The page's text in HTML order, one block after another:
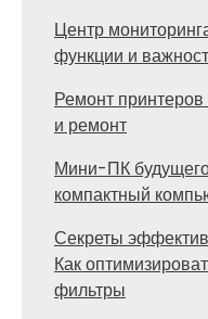
Центр
функции и
Ремонт
и ремонт
Мини-ПК
компактный
Секреты
Как
фильтры